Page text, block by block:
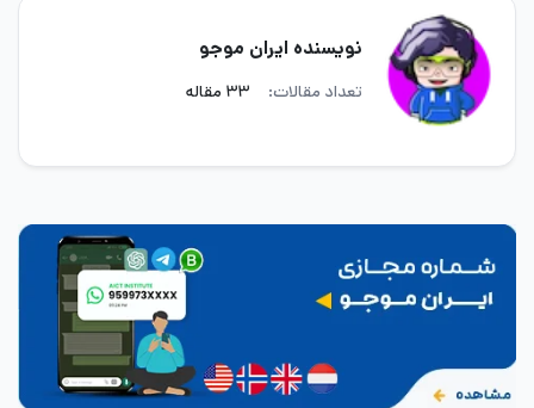
نویسنده ایران موجو
تعداد مقالات: ۳۳ مقاله